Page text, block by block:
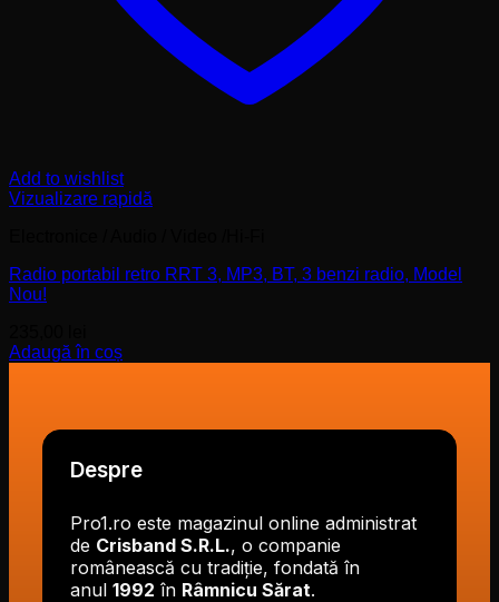
Add to wishlist
Vizualizare rapidă
Radio portabil retro RRT 3, MP3, BT, 3 benzi radio, Model
Nou!
Adaugă în coș
Despre
Pro1.ro este magazinul online administrat
de Crisband S.R.L., o companie
românească cu tradiție, fondată în
anul 1992 în Râmnicu Sărat.